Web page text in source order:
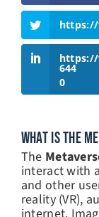
https://
https://
644
0
WHAT IS THE
The
interact with
and other
reality (VR),